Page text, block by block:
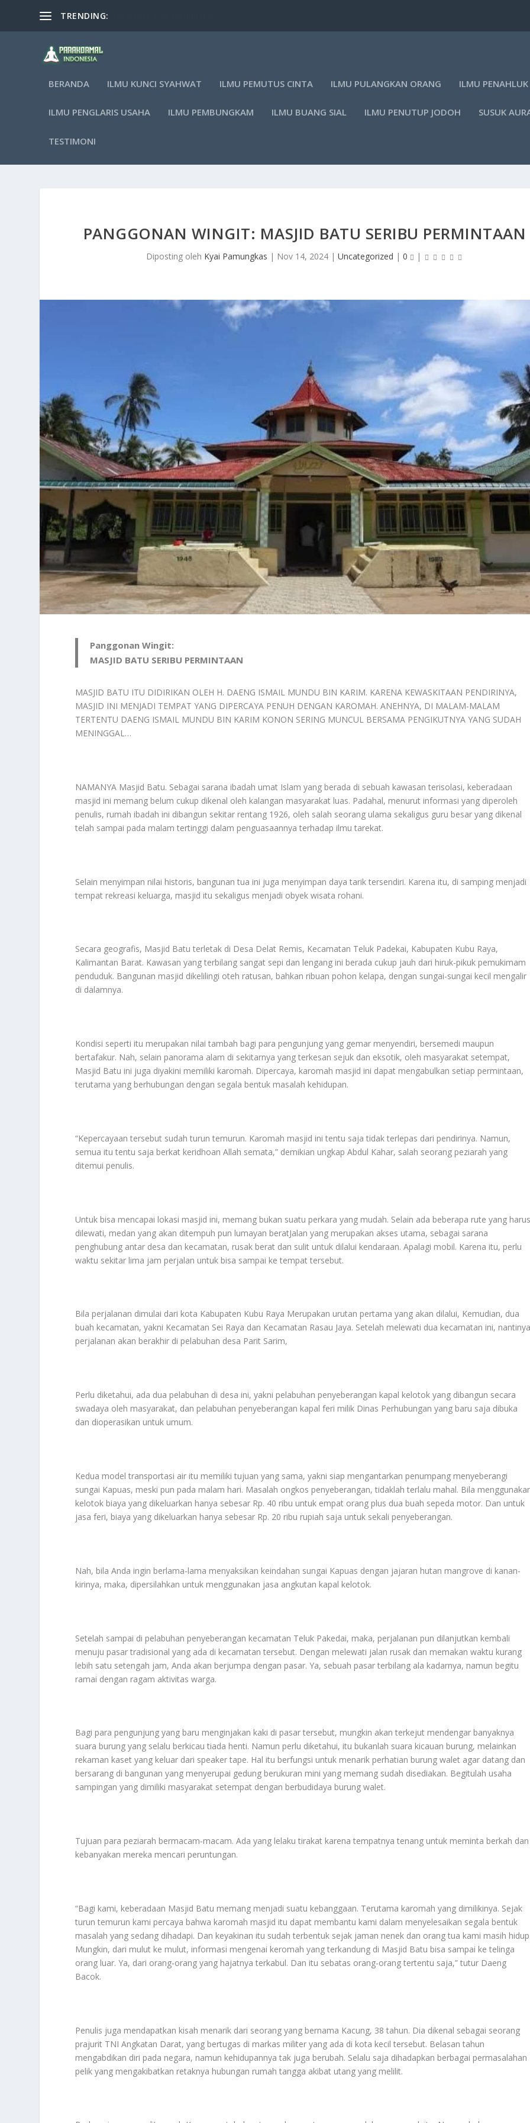
TRENDING:
BERANDA ILMU KUNCI SYAHWAT ILMU PEMUTUS CINTA ILMU PULANGKAN ORANG ILMU
ILMU PENGLARIS USAHA ILMU PEMBUNGKAM ILMU BUANG SIAL ILMU PENUTUP JODOH SUSUK
TESTIMONI
PANGGONAN WINGIT: MASJID BATU SERIBU PERMINTAAN
Diposting oleh Kyai Pamungkas | Nov 14, 2024 |Uncategorized |0 |
Panggonan Wingit:
MASJID BATU SERIBU PERMINTAAN
MASJID BATU ITU DIDIRIKAN OLEH H. DAENG ISMAIL MUNDU BIN KARIM. KARENA KEWASKITAAN PENDIRINYA,
MASJID INI MENJADI TEMPAT YANG DIPERCAYA PENUH DENGAN KAROMAH. ANEHNYA, DI MALAM-MALAM
TERTENTU DAENG ISMAIL MUNDU BIN KARIM KONON SERING MUNCUL BERSAMA PENGIKUTNYA YANG SUDAH
MENINGGAL…
NAMANYA Masjid Batu. Sebagai sarana ibadah umat Islam yang berada di sebuah kawasan terisolasi, keberadaan
masjid ini memang belum cukup dikenal oleh kalangan masyarakat luas. Padahal, menurut informasi yang diperoleh
penulis, rumah ibadah ini dibangun sekitar rentang 1926, oleh salah seorang ulama sekaligus guru besar yang dikenal
telah sampai pada malam tertinggi dalam penguasaannya terhadap ilmu tarekat.
Selain menyimpan nilai historis, bangunan tua ini juga menyimpan daya tarik tersendiri. Karena itu, di samping menjadi
tempat rekreasi keluarga, masjid itu sekaligus menjadi obyek wisata rohani.
Secara geografis, Masjid Batu terletak di Desa Delat Remis, Kecamatan Teluk Padekai, Kabupaten Kubu Raya,
Kalimantan Barat. Kawasan yang terbilang sangat sepi dan lengang ini berada cukup jauh dari hiruk-pikuk pemukimam
penduduk. Bangunan masjid dikelilingi oteh ratusan, bahkan ribuan pohon kelapa, dengan sungai-sungai kecil mengalir
di dalamnya.
Kondisi seperti itu merupakan nilai tambah bagi para pengunjung yang gemar menyendiri, bersemedi maupun
bertafakur. Nah, selain panorama alam di sekitarnya yang terkesan sejuk dan eksotik, oleh masyarakat setempat,
Masjid Batu ini juga diyakini memiliki karomah. Dipercaya, karomah masjid ini dapat mengabulkan setiap permintaan,
terutama yang berhubungan dengan segala bentuk masalah kehidupan.
“Kepercayaan tersebut sudah turun temurun. Karomah masjid ini tentu saja tidak terlepas dari pendirinya. Namun,
semua itu tentu saja berkat keridhoan Allah semata,” demikian ungkap Abdul Kahar, salah seorang peziarah yang
ditemui penulis.
Untuk bisa mencapai lokasi masjid ini, memang bukan suatu perkara yang mudah. Selain ada beberapa rute yang
dilewati, medan yang akan ditempuh pun lumayan beratJalan yang merupakan akses utama, sebagai sarana
penghubung antar desa dan kecamatan, rusak berat dan sulit untuk dilalui kendaraan. Apalagi mobil. Karena itu, perlu
waktu sekitar lima jam perjalan untuk bisa sampai ke tempat tersebut.
Bila perjalanan dimulai dari kota Kabupaten Kubu Raya Merupakan urutan pertama yang akan dilalui, Kemudian, dua
buah kecamatan, yakni Kecamatan Sei Raya dan Kecamatan Rasau Jaya. Setelah melewati dua kecamatan ini,
perjalanan akan berakhir di pelabuhan desa Parit Sarim,
Perlu diketahui, ada dua pelabuhan di desa ini, yakni pelabuhan penyeberangan kapal kelotok yang dibangun secara
swadaya oleh masyarakat, dan pelabuhan penyeberangan kapal feri milik Dinas Perhubungan yang baru saja dibuka
dan dioperasikan untuk umum.
Kedua model transportasi air itu memiliki tujuan yang sama, yakni siap mengantarkan penumpang menyeberangi
sungai Kapuas, meski pun pada malam hari. Masalah ongkos penyeberangan, tidaklah terlalu mahal. Bila
kelotok biaya yang dikeluarkan hanya sebesar Rp. 40 ribu untuk empat orang plus dua buah sepeda motor. Dan untuk
jasa feri, biaya yang dikeluarkan hanya sebesar Rp. 20 ribu rupiah saja untuk sekali penyeberangan.
Nah, bila Anda ingin berlama-lama menyaksikan keindahan sungai Kapuas dengan jajaran hutan mangrove di kanan-
kirinya, maka, dipersilahkan untuk menggunakan jasa angkutan kapal kelotok.
Setelah sampai di pelabuhan penyeberangan kecamatan Teluk Pakedai, maka, perjalanan pun dilanjutkan kembali
menuju pasar tradisional yang ada di kecamatan tersebut. Dengan melewati jalan rusak dan memakan waktu kurang
lebih satu setengah jam, Anda akan berjumpa dengan pasar. Ya, sebuah pasar terbilang ala kadarnya, namun begitu
ramai dengan ragam aktivitas warga.
Bagi para pengunjung yang baru menginjakan kaki di pasar tersebut, mungkin akan terkejut mendengar banyaknya
suara burung yang selalu berkicau tiada henti. Namun perlu diketahui, itu bukanlah suara kicauan burung, melainkan
rekaman kaset yang keluar dari speaker tape. Hal itu berfungsi untuk menarik perhatian burung walet agar datang dan
bersarang di bangunan yang menyerupai gedung berukuran mini yang memang sudah disediakan. Begitulah usaha
sampingan yang dimiliki masyarakat setempat dengan berbudidaya burung walet.
Tujuan para peziarah bermacam-macam. Ada yang lelaku tirakat karena tempatnya tenang untuk meminta berkah dan
kebanyakan mereka mencari peruntungan.
“Bagi kami, keberadaan Masjid Batu memang menjadi suatu kebanggaan. Terutama karomah yang dimilikinya. Sejak
turun temurun kami percaya bahwa karomah masjid itu dapat membantu kami dalam menyelesaikan segala bentuk
masalah yang sedang dihadapi. Dan keyakinan itu sudah terbentuk sejak jaman nenek dan orang tua kami masih
Mungkin, dari mulut ke mulut, informasi mengenai keromah yang terkandung di Masjid Batu bisa sampai ke telinga
orang luar. Ya, dari orang-orang yang hajatnya terkabul. Dan itu sebatas orang-orang tertentu saja,” tutur Daeng
Bacok.
Penulis juga mendapatkan kisah menarik dari seorang yang bernama Kacung, 38 tahun. Dia dikenal sebagai seorang
prajurit TNI Angkatan Darat, yang bertugas di markas militer yang ada di kota kecil tersebut. Belasan tahun
mengabdikan diri pada negara, namun kehidupannya tak juga berubah. Selalu saja dihadapkan berbagai permasalahan
pelik yang mengakibatkan retaknya hubungan rumah tangga akibat utang yang melilit.